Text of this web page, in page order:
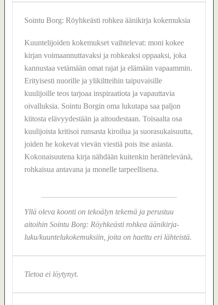
Sointu Borg: Röyhkeästi rohkea äänikirja kokemuksia
Kuuntelijoiden kokemukset vaihtelevat: moni kokee
kirjan voimaannuttavaksi ja rohkeaksi oppaaksi, joka
kannustaa vetämään omat rajat ja elämään vapaammin.
Erityisesti nuorille ja ylikiltteihin taipuvaisille
kuulijoille teos tarjoaa inspiraatiota ja vapauttavia
oivalluksia. Sointu Borgin oma lukutapa saa paljon
kiitosta elävyydestään ja aitoudestaan. Toisaalta osa
kuulijoista kritisoi runsasta kiroilua ja suorasukaisuutta,
joiden he kokevat vievän viestiä pois itse asiasta.
Kokonaisuutena kirja nähdään kuitenkin herättelevänä,
rohkaisua antavana ja monelle tarpeellisena.
Yllä oleva koonti on tekoälyn tekemä ja perustuu
aitoihin Sointu Borg: Röyhkeästi rohkea äänikirja-
luku/kuuntelukokemuksiin, joita on haettu eri lähteistä.
Tietoa ei löytynyt.